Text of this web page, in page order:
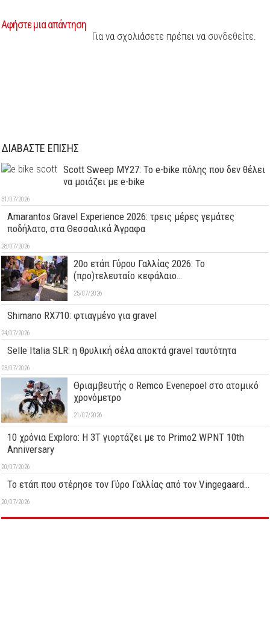
Αφήστε μια απάντηση
Για να σχολιάσετε πρέπει να συνδεθείτε.
ΔΙΑΒΑΣΤΕ ΕΠΙΣΗΣ
Scott Sweep MY27: Το e-bike πόλης που δεν θέλει
να μοιάζει με e-bike
31/07/2026
Amarantos Gravel Experience 2026: τρεις μέρες γεμάτες
ποδήλατο, στα Θεσσαλικά Άγραφα
28/07/2026
20ο ετάπ Γύρου Γαλλίας 2026: Το
(προ)τελευταίο κεφάλαιο…
25/07/2026
Shimano RX710: φτιαγμένο για gravel
24/07/2026
Selle Italia SLR: η θρυλική σέλα αποκτά gravel ταυτότητα
23/07/2026
Θριαμβευτής ο Remco Evenepoel στο ατομικό
χρονόμετρο
21/07/2026
10 χρόνια Exploro: Η 3T γιορτάζει με το Primo2 WPNT 10th
Anniversary
20/07/2026
Το ετάπ που στέρησε τον Γύρο Γαλλίας από τον Vingegaard…
20/07/2026